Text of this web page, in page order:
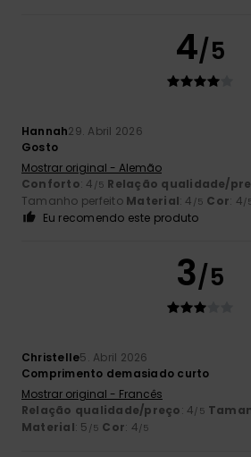
4/5
Hannah29. Abril 2026
Gosto
Mostrar original - Alemão
Conforto: 4 /5 Relação qualidade/
Tamanho perfeito Material: 4 /5 Cor: 4/
Eu recomendo este produto
3/5
Christelle5. Abril 2026
Comprimento demasiado curto
Mostrar original - Francês
Relação qualidade/preço: 4/5
Material: 5 /5 Cor: 4/5